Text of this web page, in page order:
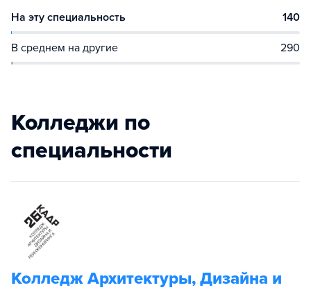
На эту специальность 140
В среднем на другие 290
Колледжи по
специальности
Колледж Архитектуры, Дизайна и